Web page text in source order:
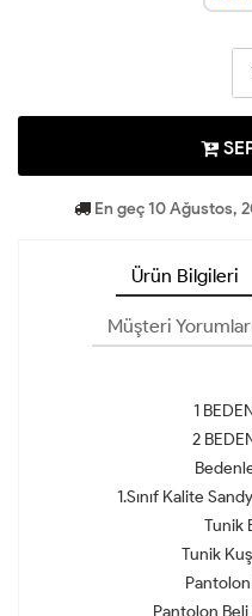
En geç 10 Ağustos,
Ürün Bilgileri
Müşteri
1
2
1.Sınıf Kalite
Tunik
Tunik
Pantolon